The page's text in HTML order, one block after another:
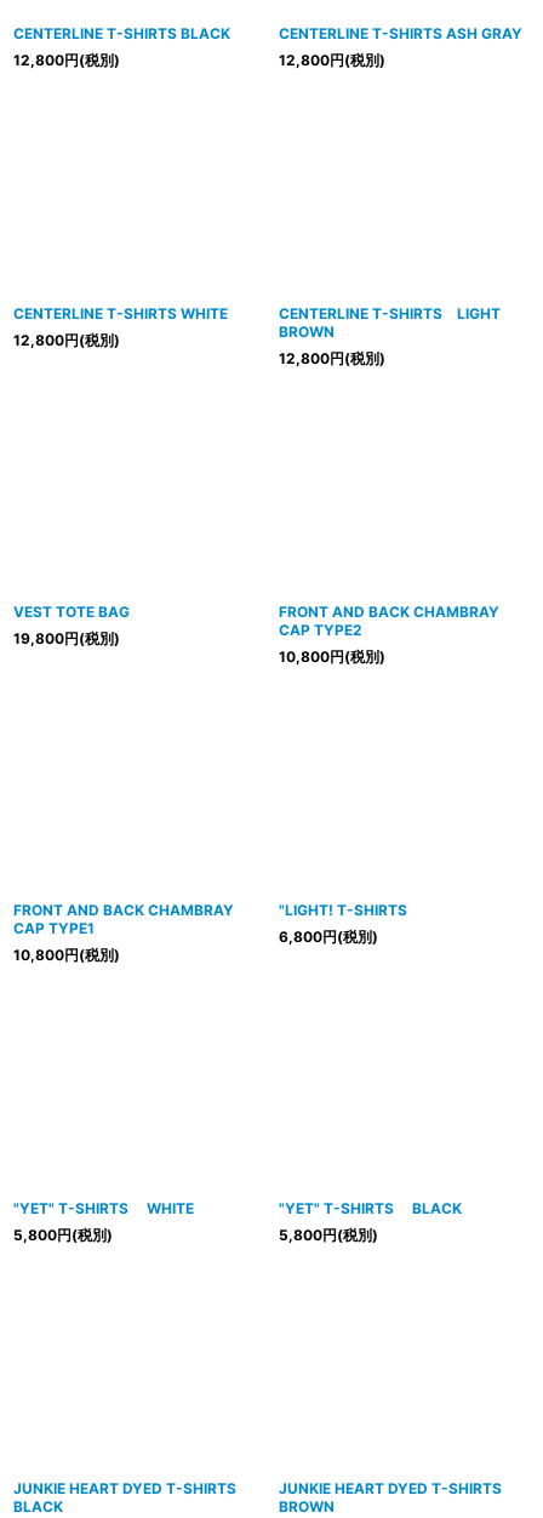
CENTERLINE T-SHIRTS BLACK
12,800円(税別)
CENTERLINE T-SHIRTS ASH GRAY
12,800円(税別)
CENTERLINE T-SHIRTS WHITE
12,800円(税別)
CENTERLINE T-SHIRTS LIGHT
BROWN
12,800円(税別)
VEST TOTE BAG
19,800円(税別)
FRONT AND BACK CHAMBRAY
CAP TYPE2
10,800円(税別)
FRONT AND BACK CHAMBRAY
CAP TYPE1
10,800円(税別)
"LIGHT! T-SHIRTS
6,800円(税別)
"YET" T-SHIRTS WHITE
5,800円(税別)
"YET" T-SHIRTS BLACK
5,800円(税別)
JUNKIE HEART DYED T-SHIRTS
BLACK
JUNKIE HEART DYED T-SHIRTS
BROWN